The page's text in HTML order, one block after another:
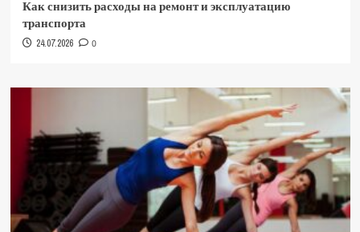
Как снизить расходы на ремонт и эксплуатацию
транспорта
24.07.2026 0